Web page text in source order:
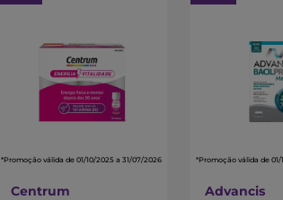
*Promoção válida de 01/10/2025 a 31/07/2026
Centrum
*Promoção válida de
Advancis